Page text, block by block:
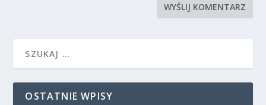
OSTATNIE WPISY